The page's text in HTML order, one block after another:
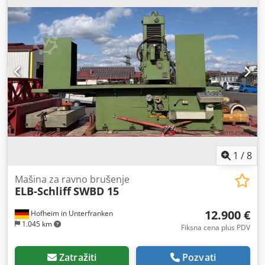
HOD: 750 mm Dodpfx Aszl Dnmefhsck SNAGA MOTORA:
14,7 kW BRZINA ROTACIJE BRUSNOG TOČKA: 1450 obrtaja
u minuti ELEKTROMAGNETNA PLOČA: 500 x 1700 mm
KADA ZA HLAĐENJE SA FILTEROM DIMENZIJE BRUSNOG
TOČKA: 450 x 76 x 127 mm DIMENZIJE: 6100 x 3240 x 3000
mm TEŽINA: 14500 kg
1 /8
Hofheim in Unterfranken
1.045 km
Mašina za ravno brušenje
ELB-SchliffSWBD 15
12.900 €
Fiksna cena plus PDV
Zatražiti Pozvati